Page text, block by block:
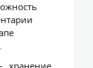
хранение